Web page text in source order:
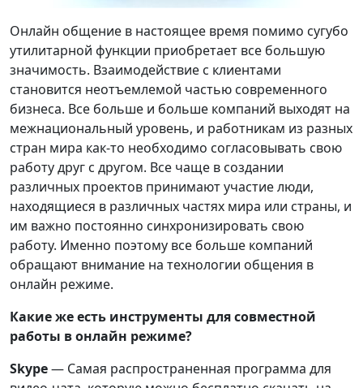
Онлайн общение в настоящее время помимо сугубо
утилитарной функции приобретает все большую
значимость. Взаимодействие с клиентами
становится неотъемлемой частью современного
бизнеса. Все больше и больше компаний выходят на
межнациональный уровень, и работникам из разных
стран мира как-то необходимо согласовывать свою
работу друг с другом. Все чаще в создании
различных проектов принимают участие люди,
находящиеся в различных частях мира или страны, и
им важно постоянно синхронизировать свою
работу. Именно поэтому все больше компаний
обращают внимание на технологии общения в
онлайн режиме.
Какие же есть инструменты для совместной
работы в онлайн режиме?
Skype— Самая распространенная программа для